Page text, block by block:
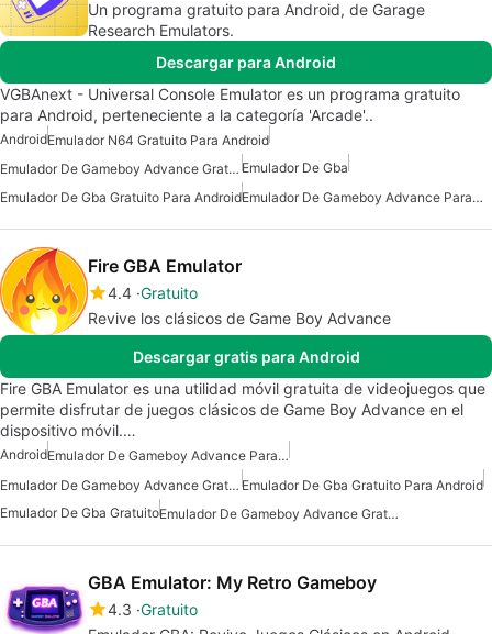
Un programa gratuito para Android, de Garage
Research Emulators.
Descargar para Android
VGBAnext - Universal Console Emulator es un programa gratuito
para Android, perteneciente a la categoría 'Arcade'..
AndroidEmulador N64 Gratuito Para Android
Emulador De Gameboy Advance Gratuito Para Android Emulador De Gba
Emulador De Gba Gratuito Para Android
Emulador De Gameboy Advance Para Android
Fire GBA Emulator
4.4 Gratuito
Revive los clásicos de Game Boy Advance
Descargar gratis para Android
Fire GBA Emulator es una utilidad móvil gratuita de videojuegos que
permite disfrutar de juegos clásicos de Game Boy Advance en el
dispositivo móvil.…
Android
Emulador De Gameboy Advance Para Android
Emulador De Gameboy Advance Gratuito Emulador De Gba Gratuito Para Android
Emulador De Gba Gratuito
Emulador De Gameboy Advance Gratuito Para Android
GBA Emulator: My Retro Gameboy
4.3 Gratuito